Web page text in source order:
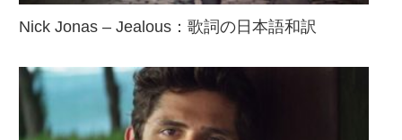
Nick Jonas – Jealous：歌詞の日本語和訳